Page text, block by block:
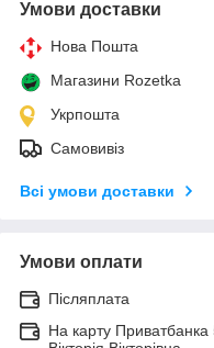
Умови доставки
Нова Пошта
Магазини Rozetka
Укрпошта
Самовивіз
Всі умови доставки
Умови оплати
Післяплата
На карту